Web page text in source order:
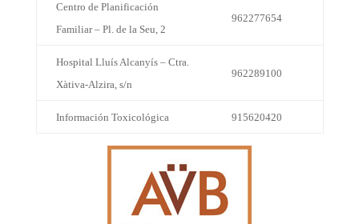
Centro de Planificación
Familiar – Pl. de la Seu, 2
962277654
Hospital Lluís Alcanyís – Ctra.
Xàtiva-Alzira, s/n
962289100
Información Toxicológica 915620420